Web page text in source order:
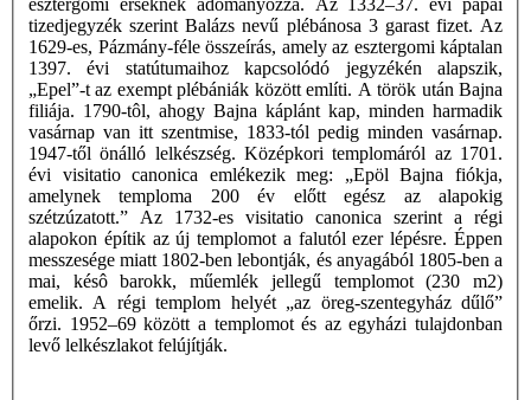
esztergomi érseknek adományozza. Az 1332–37. évi pápai
tizedjegyzék szerint Balázs nevű plébánosa 3 garast fizet. Az
1629-es, Pázmány-féle összeírás, amely az esztergomi káptalan
1397. évi statútumaihoz kapcsolódó jegyzékén alapszik,
„Epel”-t az exempt plébániák között említi. A török után Bajna
filiája. 1790-tôl, ahogy Bajna káplánt kap, minden harmadik
vasárnap van itt szentmise, 1833-tól pedig minden vasárnap.
1947-től önálló lelkészség. Középkori templomáról az 1701.
évi visitatio canonica emlékezik meg: „Epöl Bajna fiókja,
amelynek temploma 200 év előtt egész az alapokig
szétzúzatott.” Az 1732-es visitatio canonica szerint a régi
alapokon építik az új templomot a falutól ezer lépésre. Éppen
messzesége miatt 1802-ben lebontják, és anyagából 1805-ben a
mai, késô barokk, műemlék jellegű templomot (230 m2)
emelik. A régi templom helyét „az öreg-szentegyház dűlő”
őrzi. 1952–69 között a templomot és az egyházi tulajdonban
levő lelkészlakot felújítják.